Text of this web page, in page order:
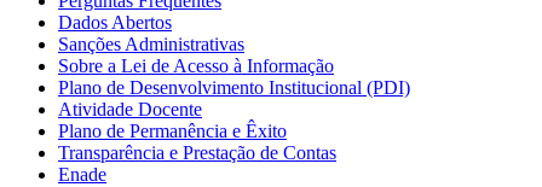
Dados Abertos
Sanções Administrativas
Sobre a Lei de Acesso à Informação
Plano de Desenvolvimento Institucional (PDI)
Atividade Docente
Plano de Permanência e Êxito
Transparência e Prestação de Contas
Enade